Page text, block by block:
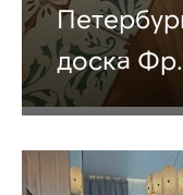
доска